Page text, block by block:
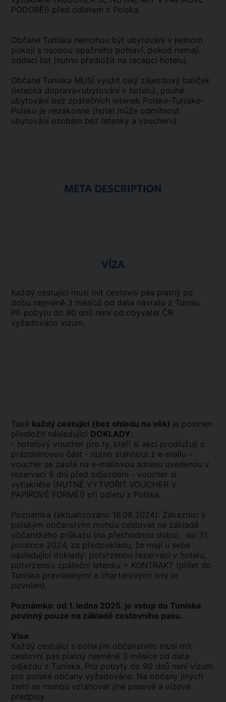
PODOBĚ!) před odletem z Polska.
Občané Tuniska nemohou být ubytováni v jednom
pokoji s osobou opačného pohlaví, pokud nemají
oddací list (nutno předložit na recepci hotelu).
Občané Tuniska MUSÍ využít celý zájezdový balíček
(letecká doprava+ubytování v hotelu), pouhé
ubytování bez zpátečních letenek Polsko-Tunisko-
Polsko je nezákonné (hotel může odmítnout
ubytování osobám bez letenky a voucheru).
META DESCRIPTION
VÍZA
Každý cestující musí mít cestovní pas platný po
dobu nejméně 3 měsíců od data návratu z Tunisu.
Při pobytu do 90 dnů není od obyvatel ČR
vyžadováno vízum.
Také každý cestující (bez ohledu na věk) je povinen
předložit následující DOKLADY:
- hotelový voucher pro ty, kteří si akci prodlužují o
prázdninovou část - nutno stáhnout z e-mailu -
voucher se zasílá na e-mailovou adresu uvedenou v
rezervaci 6 dní před odjezdem - voucher si
vytiskněte (NUTNÉ VYTVOŘIT VOUCHER V
PAPÍROVÉ FORMĚ!) při odletu z Polska.
Poznámka (aktualizováno 16.08.2024): Zákazníci s
polským občanstvím mohou cestovat na základě
občanského průkazu (na přechodnou dobu), do 31.
prosince 2024, za předpokladu, že mají u sebe
následující doklady: potvrzenou rezervaci v hotelu,
potvrzenou zpáteční letenku = KONTRAKT (přílet do
Tuniska pravidelnými a charterovými lety je
povolen).
Poznámka: od 1. ledna 2025. je vstup do Tuniska
povinný pouze na základě cestovního pasu.
Visa
Každý cestující s polským občanstvím musí mít
cestovní pas platný nejméně 3 měsíce od data
odjezdu z Tuniska. Pro pobyty do 90 dnů není vízum
pro polské občany vyžadováno. Na občany jiných
zemí se mohou vztahovat jiné pasové a vízové
předpisy.